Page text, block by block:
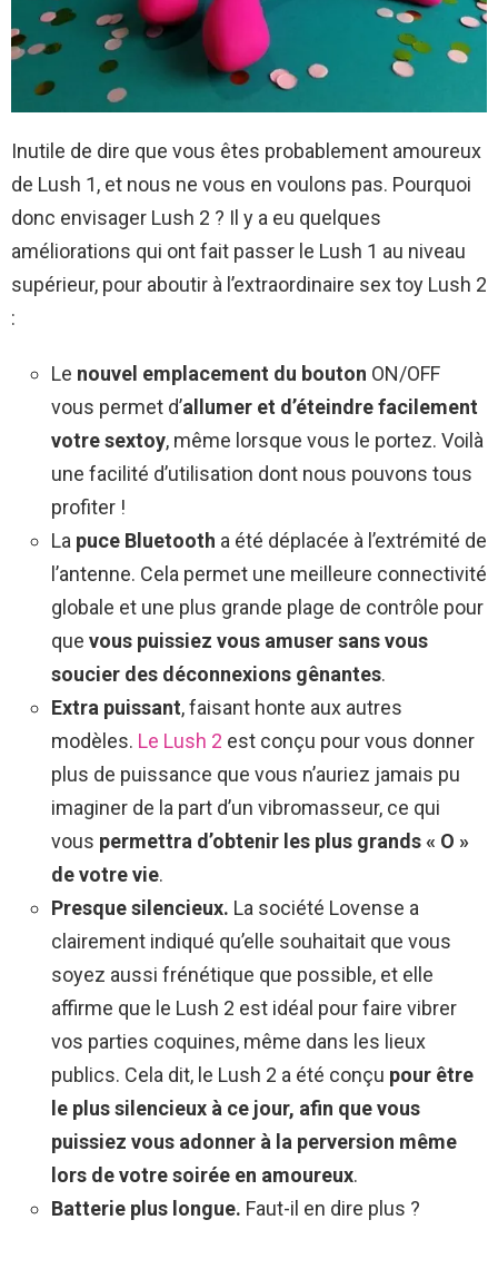
Inutile de dire que vous êtes probablement amoureux
de Lush 1, et nous ne vous en voulons pas. Pourquoi
donc envisager Lush 2 ? Il y a eu quelques
améliorations qui ont fait passer le Lush 1 au niveau
supérieur, pour aboutir à l’extraordinaire sex toy Lush 2
:
Le nouvel emplacement du bouton ON/OFF
vous permet d’allumer et d’éteindre facilement
votre sextoy, même lorsque vous le portez. Voilà
une facilité d’utilisation dont nous pouvons tous
profiter !
La puce Bluetooth a été déplacée à l’extrémité de
l’antenne. Cela permet une meilleure connectivité
globale et une plus grande plage de contrôle pour
que vous puissiez vous amuser sans vous
soucier des déconnexions gênantes.
Extra puissant, faisant honte aux autres
modèles. Le Lush 2 est conçu pour vous donner
plus de puissance que vous n’auriez jamais pu
imaginer de la part d’un vibromasseur, ce qui
vous permettra d’obtenir les plus grands « O »
de votre vie.
Presque silencieux. La société Lovense a
clairement indiqué qu’elle souhaitait que vous
soyez aussi frénétique que possible, et elle
affirme que le Lush 2 est idéal pour faire vibrer
vos parties coquines, même dans les lieux
publics. Cela dit, le Lush 2 a été conçu pour être
le plus silencieux à ce jour, afin que vous
puissiez vous adonner à la perversion même
lors de votre soirée en amoureux.
Batterie plus longue. Faut-il en dire plus ?